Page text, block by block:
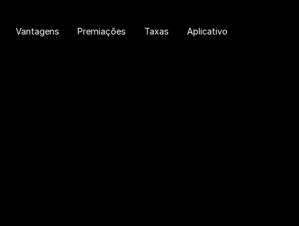
Vantagens Premiações Taxas Aplicativo